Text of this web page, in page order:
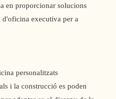
en proporcionar solucions
executiva per a
personalitzats
i la construcció es poden